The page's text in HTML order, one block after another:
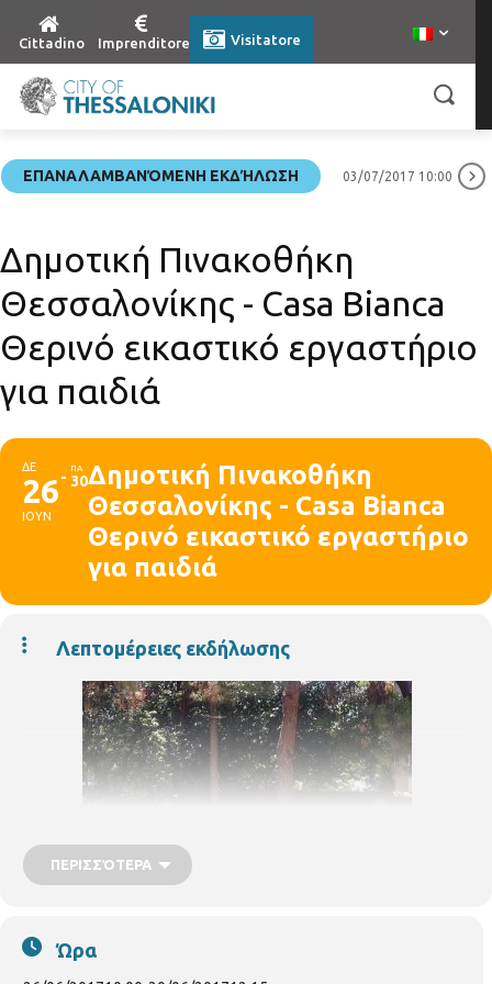
Cittadino Imprenditore Visitatore
ΕΠΑΝΑΛΑΜΒΑΝΌΜΕΝΗ ΕΚΔΉΛΩΣΗ 03/07/2017 10:00
Δημοτική Πινακοθήκη
Θεσσαλονίκης - Casa Bianca
Θερινό εικαστικό εργαστήριο
για παιδιά
ΔΕ
26
ΙΟΥΝ
ΠΑ
30Δημοτική Πινακοθήκη
Θεσσαλονίκης - Casa Bianca
Θερινό εικαστικό εργαστήριο
για παιδιά
Λεπτομέρειες εκδήλωσης
Η Δημοτική Πινακοθήκη Θεσσαλονίκης κοντά στους μικρούς
ΠΕΡΙΣΣΌΤΕΡΑ
Ώρα